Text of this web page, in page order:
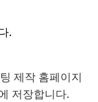
.
제작 홈페이지
저장합니다.